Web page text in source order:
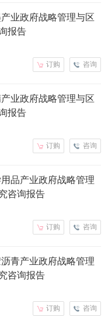
产业政府战略管理与区
报告
咨询
订购
产业政府战略管理与区
报告
咨询
订购
用品产业政府战略管理
咨询报告
咨询
订购
沥青产业政府战略管理
咨询报告
咨询
订购